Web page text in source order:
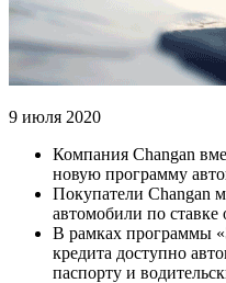
9 июля 2020
Компания Changan
новую программу
Покупатели Changan
автомобили по ставке
В рамках программы
кредита доступно
паспорту и